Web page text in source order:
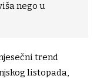
nego u
trend
listopada,